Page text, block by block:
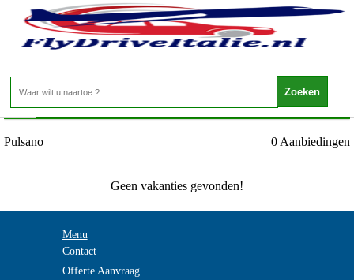
Italie - APULIE - Pulsano
Home>
Pulsano 0 Aanbiedingen
Geen vakanties gevonden!
Menu
Contact
Offerte Aanvraag